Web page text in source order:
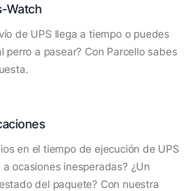
Watch
de UPS llega a tiempo o puedes
perro a pasear? Con Parcello sabes
en el tiempo de ejecución de UPS
ocasiones inesperadas? ¿Un
del paquete? Con nuestra